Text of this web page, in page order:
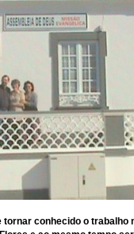
tornar conhecido o